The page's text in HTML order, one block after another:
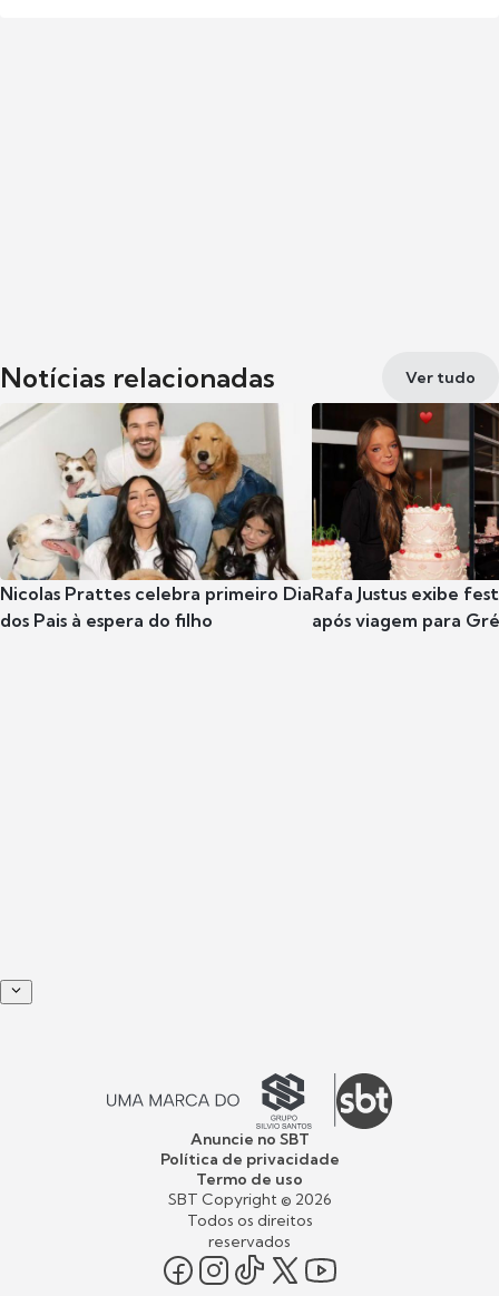
Notícias relacionadas Ver tudo
Nicolas Prattes celebra primeiro Dia
dos Pais à espera do filho
Rafa Justus exibe
após viagem para
Anuncie no SBT
Política de privacidade
Termo de uso
SBT Copyright © 2026
Todos os direitos
reservados